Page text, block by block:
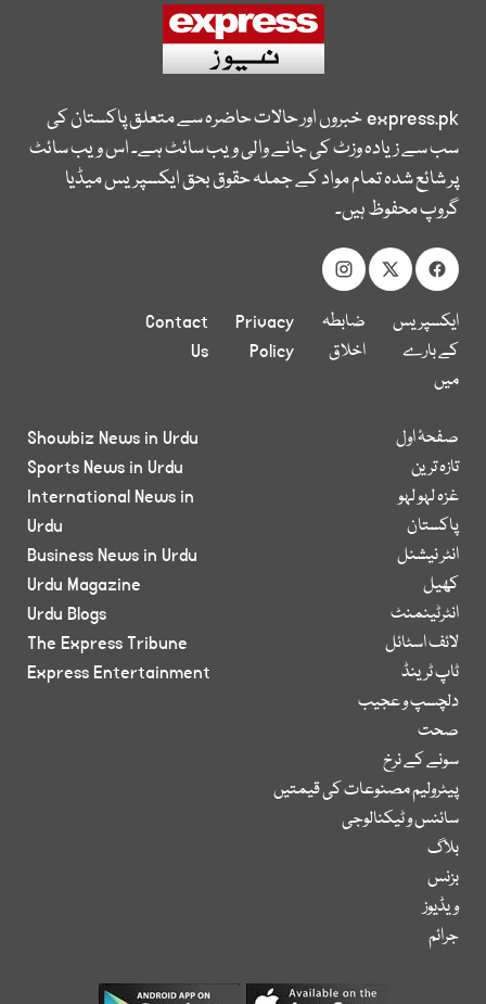
express.pkخبروں اور حالات حاضرہ سے متعلق پاکستان کی
سب سے زیادہ وزٹ کی جانے والی ویب سائٹ ہے۔ اس ویب سائٹ
پر شائع شدہ تمام مواد کے جملہ حقوق بحق ایکسپریس میڈیا
گروپ محفوظ ہیں۔
ایکسپریس
کے بارے
میں
ضابطہ
اخلاق
Privacy
Policy
Contact
Us
صفحۂ اول
تازہ ترین
غزہ لہو لہو
پاکستان
انٹر نیشنل
کھیل
انٹرٹینمنٹ
لائف اسٹائل
ٹاپ ٹرینڈ
دلچسپ و عجیب
صحت
سونے کے نرخ
پیٹرولیم مصنوعات کی قیمتیں
سائنس و ٹیکنالوجی
بلاگ
بزنس
ویڈیوز
جرائم
Showbiz News in Urdu
Sports News in Urdu
International News in
Urdu
Business News in Urdu
Urdu Magazine
Urdu Blogs
The Express Tribune
Express Entertainment